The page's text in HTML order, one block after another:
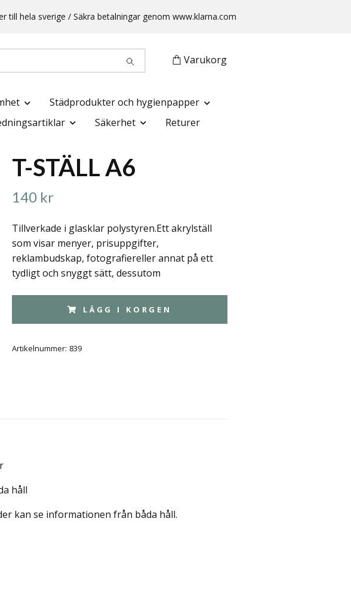
till hela sverige / Säkra betalningar genom www.klarna.com
Varukorg
Städprodukter och hygienpapper
Säkerhet Returer
T-STÄLL A6
140 kr
Tillverkade i glasklar polystyren.Ett akrylställ
som visar menyer, prisuppgifter,
reklambudskap, fotografiereller annat på ett
tydligt och snyggt sätt, dessutom
LÄGG I KORGEN
Artikelnummer: 839
håll
kan se informationen från båda håll.